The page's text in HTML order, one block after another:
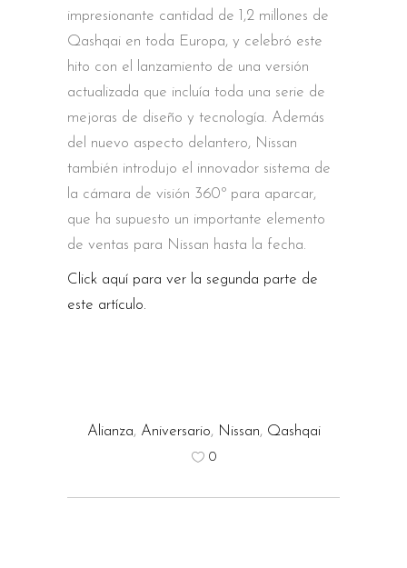
impresionante cantidad de 1,2 millones de
Qashqai en toda Europa, y celebró este
hito con el lanzamiento de una versión
actualizada que incluía toda una serie de
mejoras de diseño y tecnología. Además
del nuevo aspecto delantero, Nissan
también introdujo el innovador sistema de
la cámara de visión 360º para aparcar,
que ha supuesto un importante elemento
de ventas para Nissan hasta la fecha.
Click aquí para ver la segunda parte de
este artículo.
Alianza, Aniversario, Nissan, Qashqai
0